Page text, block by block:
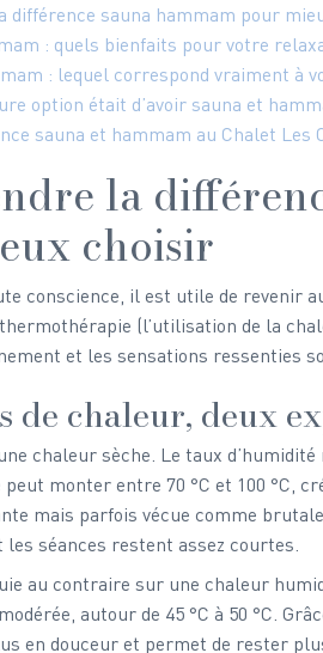
différence sauna hammam pour
: quels bienfaits pour votre
: lequel correspond vraiment à
option était d’avoir sauna et
sauna et hammam au Chalet Les
la
choisir
conscience, il est utile de revenir
(l’utilisation de la
et les sensations ressenties
de chaleur, deux
chaleur sèche. Le taux
monter entre 70 °C et 100 °C,
mais parfois vécue comme
séances restent assez courtes.
au contraire sur une chaleur
autour de 45 °C à 50 °C.
en douceur et permet de rester